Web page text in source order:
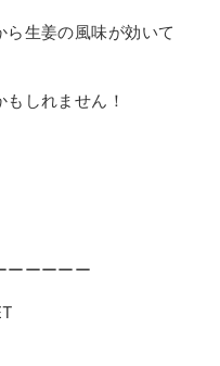
生姜の風味が効いて
しれません！
ーーーーー